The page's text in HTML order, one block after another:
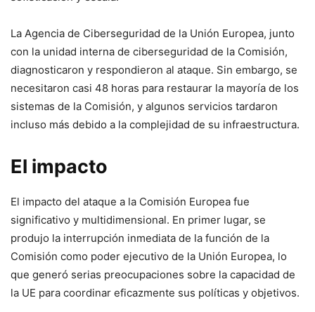
La Agencia de Ciberseguridad de la Unión Europea, junto
con ‍la unidad interna de ciberseguridad de la ‌Comisión,⁤
diagnosticaron ​y respondieron al ataque. Sin​ embargo, se
necesitaron casi ‌48‌ horas para restaurar la mayoría ⁤de los
sistemas de la Comisión, y algunos servicios tardaron
⁤incluso ‍más debido a la complejidad de su infraestructura.
El impacto
El impacto del ataque a la Comisión Europea​ fue
significativo y multidimensional. En primer lugar, se
produjo la interrupción inmediata de la función de la
Comisión como ​poder‌ ejecutivo de la‌ Unión Europea, lo
que ⁣generó serias preocupaciones sobre la capacidad de
la‍ UE para coordinar eficazmente sus políticas y​ objetivos.